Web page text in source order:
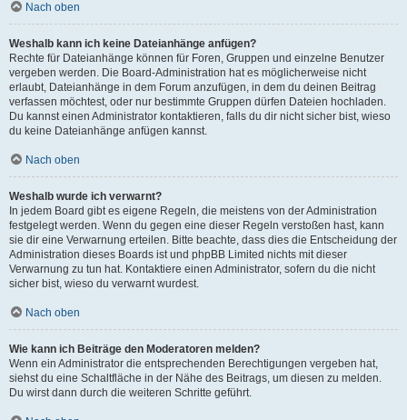
Nach oben
Weshalb kann ich keine Dateianhänge anfügen?
Rechte für Dateianhänge können für Foren, Gruppen und einzelne Benutzer
vergeben werden. Die Board-Administration hat es möglicherweise nicht
erlaubt, Dateianhänge in dem Forum anzufügen, in dem du deinen Beitrag
verfassen möchtest, oder nur bestimmte Gruppen dürfen Dateien hochladen.
Du kannst einen Administrator kontaktieren, falls du dir nicht sicher bist, wieso
du keine Dateianhänge anfügen kannst.
Nach oben
Weshalb wurde ich verwarnt?
In jedem Board gibt es eigene Regeln, die meistens von der Administration
festgelegt werden. Wenn du gegen eine dieser Regeln verstoßen hast, kann
sie dir eine Verwarnung erteilen. Bitte beachte, dass dies die Entscheidung der
Administration dieses Boards ist und phpBB Limited nichts mit dieser
Verwarnung zu tun hat. Kontaktiere einen Administrator, sofern du die nicht
sicher bist, wieso du verwarnt wurdest.
Nach oben
Wie kann ich Beiträge den Moderatoren melden?
Wenn ein Administrator die entsprechenden Berechtigungen vergeben hat,
siehst du eine Schaltfläche in der Nähe des Beitrags, um diesen zu melden.
Du wirst dann durch die weiteren Schritte geführt.